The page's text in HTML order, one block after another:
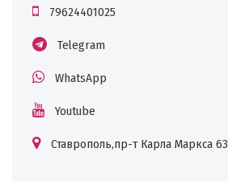
79624401025
Telegram
WhatsApp
Youtube
Ставрополь,пр-т Карла Маркса 63